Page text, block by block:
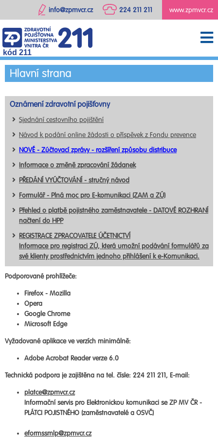
www.zpmvcr.cz
224 211 211
info@zpmvcr.cz
kód 211
Hlavní strana
Oznámení zdravotní pojišťovny
Sjednání cestovního pojištění
Návod k podání online žádosti o příspěvek z Fondu prevence
NOVÉ - Zúčtovací zprávy - rozšíření způsobu distribuce
Informace o změně zpracování žádanek
PŘEDÁNÍ VYÚČTOVÁNÍ - stručný návod
Formulář - Plná moc pro E-komunikaci (ZAM a ZÚ)
Přehled o platbě pojistného zaměstnavatele - DATOVÉ ROZHRANÍ
načtení do HPP
REGISTRACE ZPRACOVATELE ÚČETNICTVÍ
Informace pro registraci ZÚ, která umožní podávání formulářů za
své klienty prostřednictvím jednoho přihlášení k e-Komunikaci.
Podporované prohlížeče:
Firefox - Mozilla
Opera
Google Chrome
Microsoft Edge
Vyžadované aplikace ve verzích minimálně:
Adobe Acrobat Reader verze 6.0
Technická podpora je zajištěna na tel. čísle: 224 211 211, E-mail:
platce@zpmvcr.cz
Informační servis pro Elektronickou komunikaci se ZP MV ČR -
PLÁTCI POJISTNÉHO (zaměstnavatelé a OSVČ)
eformssmlp@zpmvcr.cz